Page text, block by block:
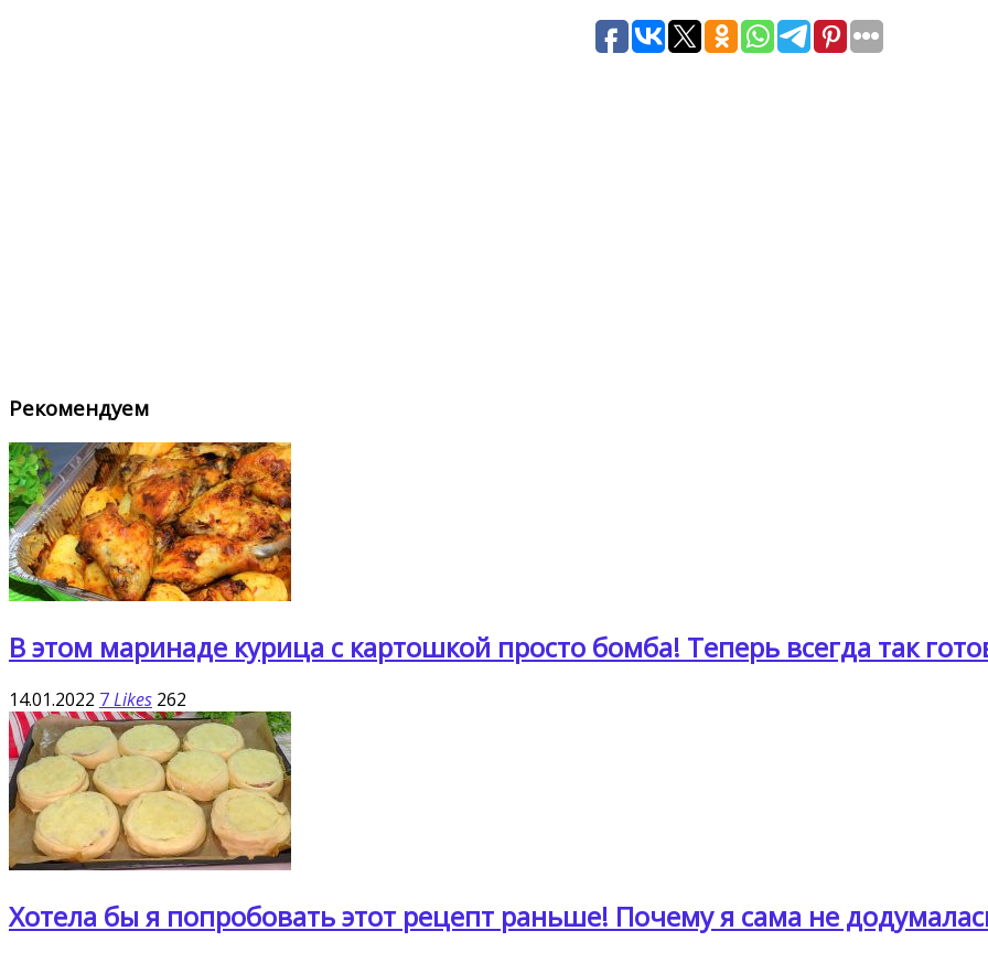
Рекомендуем
В этом маринаде курица с картошкой просто бомба! Теперь всегда так
14.01.2022 7Likes 262
Хотела бы я попробовать этот рецепт раньше! Почему я сама не